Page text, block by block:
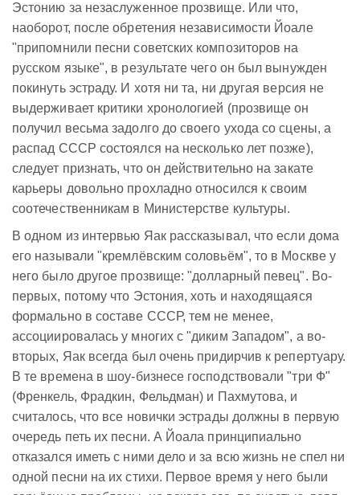
Эстонию за незаслуженное прозвище. Или что,
наоборот, после обретения независимости Йоале
"припомнили песни советских композиторов на
русском языке", в результате чего он был вынужден
покинуть эстраду. И хотя ни та, ни другая версия не
выдерживает критики хронологией (прозвище он
получил весьма задолго до своего ухода со сцены, а
распад СССР состоялся на несколько лет позже),
следует признать, что он действительно на закате
карьеры довольно прохладно относился к своим
соотечественникам в Министерстве культуры.
В одном из интервью Яак рассказывал, что если дома
его называли "кремлёвским соловьём", то в Москве у
него было другое прозвище: "долларный певец". Во-
первых, потому что Эстония, хоть и находящаяся
формально в составе СССР, тем не менее,
ассоциировалась у многих с "диким Западом", а во-
вторых, Яак всегда был очень придирчив к репертуару.
В те времена в шоу-бизнесе господствовали "три Ф"
(Френкель, Фрадкин, Фельдман) и Пахмутова, и
считалось, что все новички эстрады должны в первую
очередь петь их песни. А Йоала принципиально
отказался иметь с ними дело и за всю жизнь не спел ни
одной песни на их стихи. Первое время у него были